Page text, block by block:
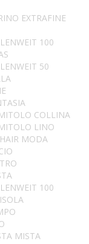
EXTRAFINE
100
50
COLLINA
LINO
MODA
100
MISTA